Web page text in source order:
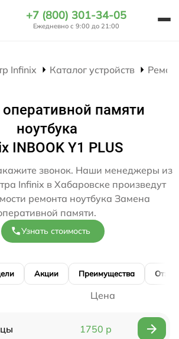
+7 (800) 301-34-05
Ежедневно с 9:00 до 21:00
Infinix Каталог устройств
памяти
ноутбука
INBOOK Y1 PLUS
звонок. Наши менеджеры из
Infinix в Хабаровске произведут
ремонта ноутбука Замена
памяти.
Узнать стоимость
Акции Преимущества
Цена
1750 р